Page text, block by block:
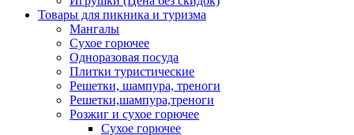
Товары для пикника и туризма
Мангалы
Сухое горючее
Одноразовая посуда
Плитки туристические
Решетки, шампура, треноги
Решетки,шампура,треноги
Розжиг и сухое горючее
Сухое горючее